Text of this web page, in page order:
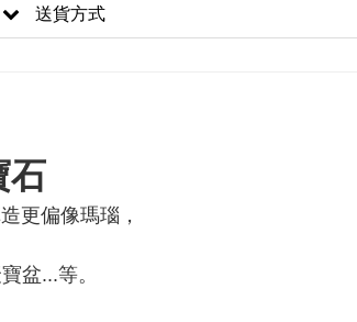
送貨方式
石
更偏像瑪瑙，
盆...等。